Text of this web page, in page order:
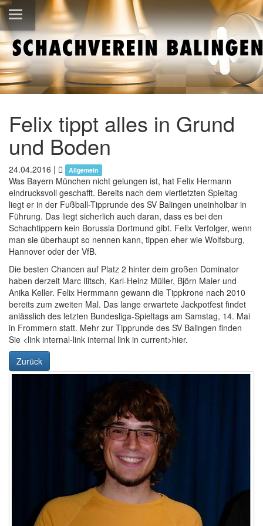
Felix tippt alles in Grund
und Boden
24.04.2016 | Allgemein
Was Bayern München nicht gelungen ist, hat Felix Hermann
eindrucksvoll geschafft. Bereits nach dem viertletzten Spieltag
liegt er in der Fußball-Tipprunde des SV Balingen uneinholbar in
Führung. Das liegt sicherlich auch daran, dass es bei den
Schachtippern kein Borussia Dortmund gibt. Felix Verfolger, wenn
man sie überhaupt so nennen kann, tippen eher wie Wolfsburg,
Hannover oder der VfB.
Die besten Chancen auf Platz 2 hinter dem großen Dominator
haben derzeit Marc Ilitsch, Karl-Heinz Müller, Björn Maier und
Anika Keller. Felix Hermmann gewann die Tippkrone nach 2010
bereits zum zweiten Mal. Das lange erwartete Jackpotfest findet
anlässlich des letzten Bundesliga-Spieltags am Samstag, 14. Mai
in Frommern statt. Mehr zur Tipprunde des SV Balingen finden
Sie <link internal-link internal link in current>hier.
Zurück